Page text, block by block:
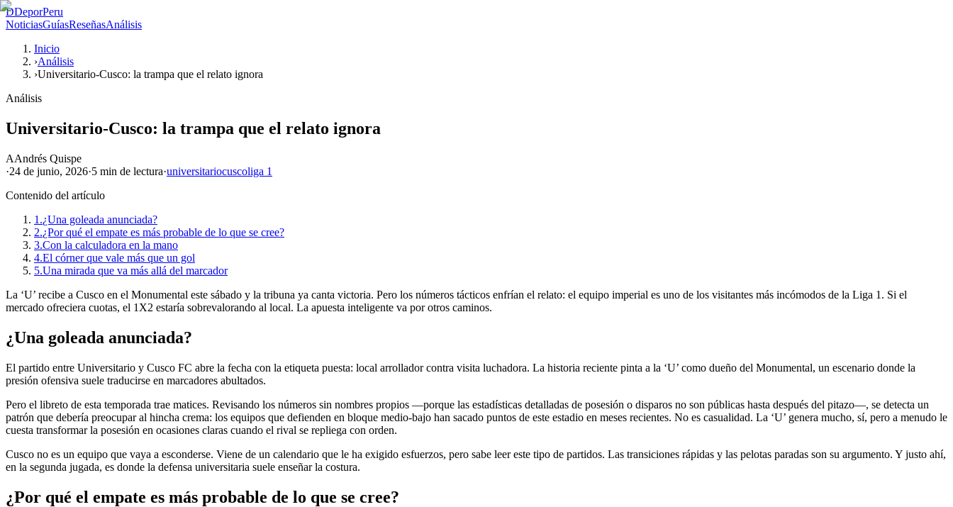
DDeporPeru
NoticiasGuíasReseñasAnálisis
Inicio
›Análisis
›Universitario-Cusco: la trampa que el relato ignora
Análisis
Universitario-Cusco: la trampa que el relato ignora
AAndrés Quispe
·24 de junio, 2026·5 min de lectura·universitariocuscoliga 1
Contenido del artículo
1.¿Una goleada anunciada?
2.¿Por qué el empate es más probable de lo que se cree?
3.Con la calculadora en la mano
4.El córner que vale más que un gol
5.Una mirada que va más allá del marcador
La ‘U’ recibe a Cusco en el Monumental este sábado y la tribuna ya canta victoria. Pero los números tácticos enfrían el relato: el equipo imperial es uno de los visitantes más incómodos de la Liga 1. Si el
mercado ofreciera cuotas, el 1X2 estaría sobrevalorando al local. La apuesta inteligente va por otros caminos.
¿Una goleada anunciada?
El partido entre Universitario y Cusco FC abre la fecha con la etiqueta puesta: local arrollador contra visita luchadora. La historia reciente pinta a la ‘U’ como dueño del Monumental, un escenario donde la
presión ofensiva suele traducirse en marcadores abultados.
Pero el libreto de esta temporada trae matices. Revisando los números sin nombres propios —porque las estadísticas detalladas de posesión o disparos no son públicas hasta después del pitazo—, se detecta un
patrón que debería preocupar al hincha crema: los equipos que defienden en bloque medio-bajo han sacado puntos de este estadio en meses recientes. No es casualidad. La ‘U’ genera mucho, sí, pero a menudo le
cuesta transformar la posesión en ocasiones claras cuando el rival se repliega con orden.
Cusco no es un equipo que vaya a esconderse. Viene de un calendario que le ha exigido esfuerzos, pero sabe leer este tipo de partidos. Las transiciones rápidas y las pelotas paradas son su argumento. Y justo ahí,
en la segunda jugada, es donde la defensa universitaria suele enseñar la costura.
¿Por qué el empate es más probable de lo que se cree?